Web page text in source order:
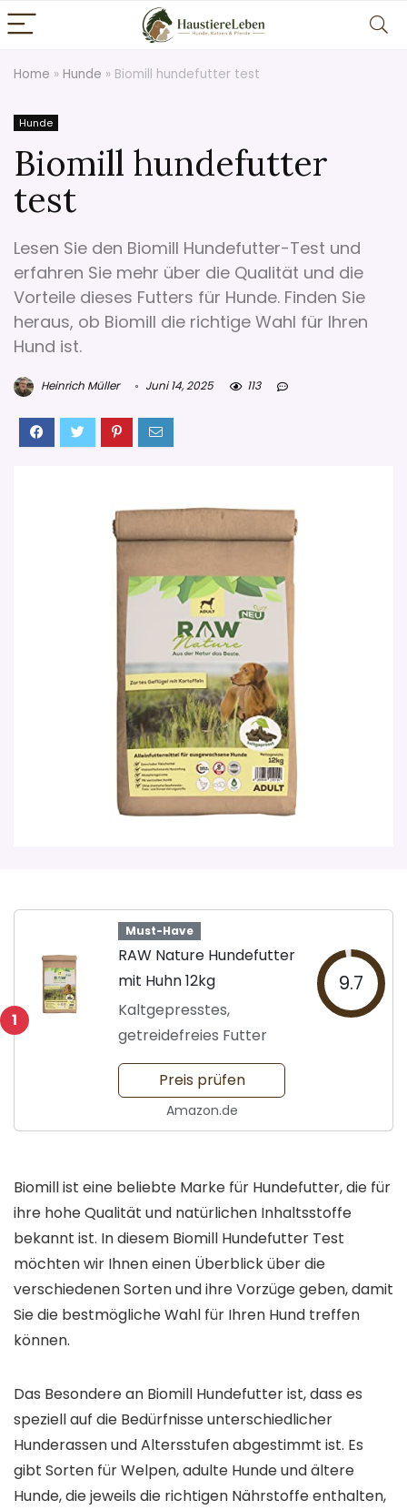
Home » Hunde » Biomill hundefutter test
Hunde
Biomill hundefutter
test
Lesen Sie den Biomill Hundefutter-Test und
erfahren Sie mehr über die Qualität und die
Vorteile dieses Futters für Hunde. Finden Sie
heraus, ob Biomill die richtige Wahl für Ihren
Hund ist.
Heinrich Müller Juni 14, 2025 113
1
Must-Have
RAW Nature Hundefutter
mit Huhn 12kg
Kaltgepresstes,
getreidefreies Futter
9.7
Preis prüfen
Amazon.de
Biomill ist eine beliebte Marke für Hundefutter, die für
ihre hohe Qualität und natürlichen Inhaltsstoffe
bekannt ist. In diesem Biomill Hundefutter Test
möchten wir Ihnen einen Überblick über die
verschiedenen Sorten und ihre Vorzüge geben, damit
Sie die bestmögliche Wahl für Ihren Hund treffen
können.
Das Besondere an Biomill Hundefutter ist, dass es
speziell auf die Bedürfnisse unterschiedlicher
Hunderassen und Altersstufen abgestimmt ist. Es
gibt Sorten für Welpen, adulte Hunde und ältere
Hunde, die jeweils die richtigen Nährstoffe enthalten,